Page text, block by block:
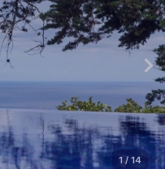
1 / 14